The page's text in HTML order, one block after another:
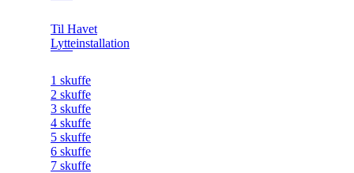
Til Havet
Lytteinstallation
1 skuffe
2 skuffe
3 skuffe
4 skuffe
5 skuffe
6 skuffe
7 skuffe